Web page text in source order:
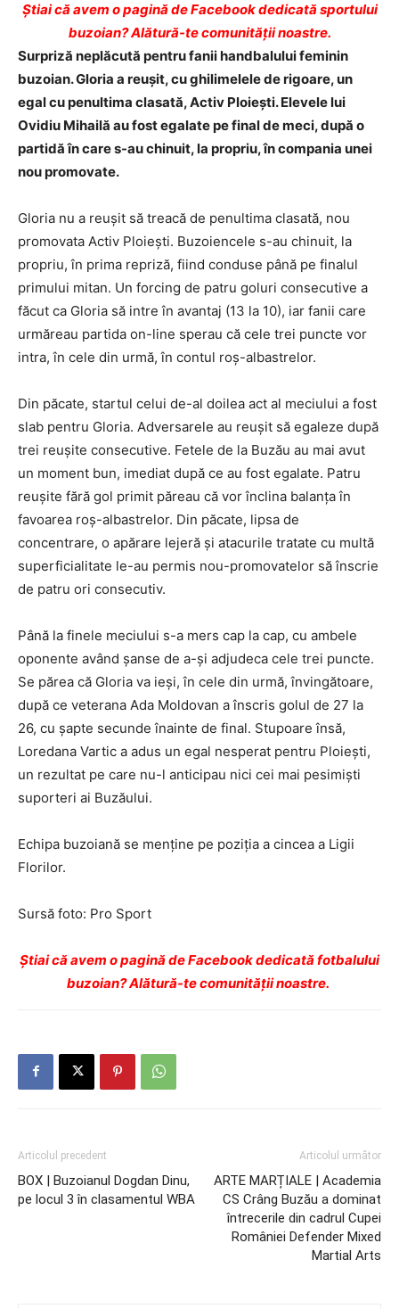
Ştiai că avem o pagină de Facebook dedicată sportului
buzoian? Alătură-te comunității noastre.
Surpriză neplăcută pentru fanii handbalului feminin
buzoian. Gloria a reușit, cu ghilimelele de rigoare, un
egal cu penultima clasată, Activ Ploiești. Elevele lui
Ovidiu Mihailă au fost egalate pe final de meci, după o
partidă în care s-au chinuit, la propriu, în compania unei
nou promovate.
Gloria nu a reușit să treacă de penultima clasată, nou
promovata Activ Ploiești. Buzoiencele s-au chinuit, la
propriu, în prima repriză, fiind conduse până pe finalul
primului mitan. Un forcing de patru goluri consecutive a
făcut ca Gloria să intre în avantaj (13 la 10), iar fanii care
urmăreau partida on-line sperau că cele trei puncte vor
intra, în cele din urmă, în contul roș-albastrelor.
Din păcate, startul celui de-al doilea act al meciului a fost
slab pentru Gloria. Adversarele au reușit să egaleze după
trei reușite consecutive. Fetele de la Buzău au mai avut
un moment bun, imediat după ce au fost egalate. Patru
reușite fără gol primit păreau că vor înclina balanța în
favoarea roș-albastrelor. Din păcate, lipsa de
concentrare, o apărare lejeră și atacurile tratate cu multă
superficialitate le-au permis nou-promovatelor să înscrie
de patru ori consecutiv.
Până la finele meciului s-a mers cap la cap, cu ambele
oponente având șanse de a-și adjudeca cele trei puncte.
Se părea că Gloria va ieși, în cele din urmă, învingătoare,
după ce veterana Ada Moldovan a înscris golul de 27 la
26, cu șapte secunde înainte de final. Stupoare însă,
Loredana Vartic a adus un egal nesperat pentru Ploiești,
un rezultat pe care nu-l anticipau nici cei mai pesimiști
suporteri ai Buzăului.
Echipa buzoiană se menține pe poziția a cincea a Ligii
Florilor.
Sursă foto: Pro Sport
Ştiai că avem o pagină de Facebook dedicată fotbalului
buzoian? Alătură-te comunității noastre.
Articolul precedent
BOX | Buzoianul Dogdan Dinu,
pe locul 3 în clasamentul WBA
Articolul următor
ARTE MARȚIALE | Academia
CS Crâng Buzău a dominat
întrecerile din cadrul Cupei
României Defender Mixed
Martial Arts